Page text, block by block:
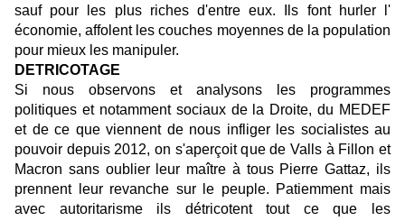
sauf pour les plus riches d'entre eux. Ils font hurler l'
économie, affolent les couches moyennes de la population
pour mieux les manipuler.
DETRICOTAGE
Si nous observons et analysons les programmes
politiques et notamment sociaux de la Droite, du MEDEF
et de ce que viennent de nous infliger les socialistes au
pouvoir depuis 2012, on s'aperçoit que de Valls à Fillon et
Macron sans oublier leur maître à tous Pierre Gattaz, ils
prennent leur revanche sur le peuple. Patiemment mais
avec autoritarisme ils détricotent tout ce que les